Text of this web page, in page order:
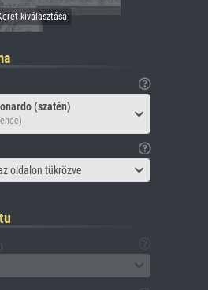
(szatén)
oldalon tükrözve